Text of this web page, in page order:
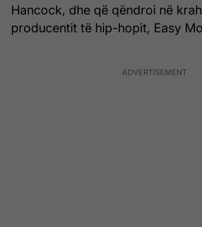
Hancock, dhe që qëndroi në
producentit të hip-hopit, Easy